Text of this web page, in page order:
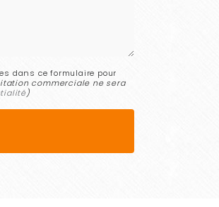
dans ce formulaire pour
commerciale ne sera
)